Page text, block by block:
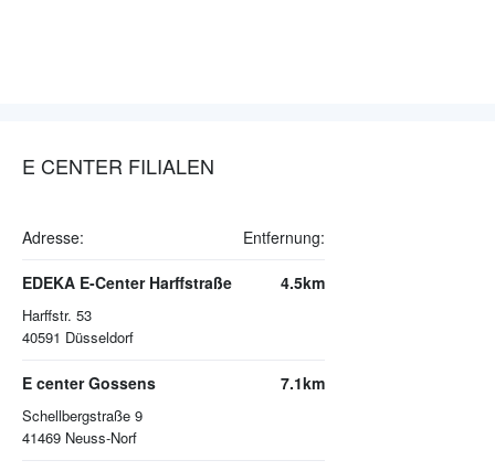
E CENTER FILIALEN
Adresse: Entfernung:
EDEKA E-Center Harffstraße
Harffstr. 53
40591 Düsseldorf
4.5km
E center Gossens
Schellbergstraße 9
41469 Neuss-Norf
7.1km